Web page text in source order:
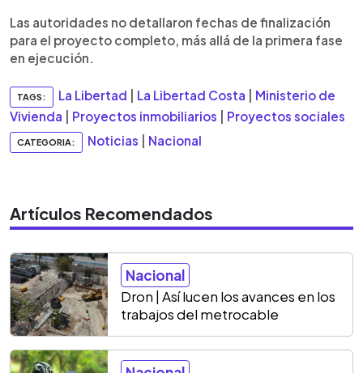
Las autoridades no detallaron fechas de finalización
para el proyecto completo, más allá de la primera fase
en ejecución.
TAGS: La Libertad La Libertad Costa
Ministerio de
Vivienda
Proyectos inmobiliarios Proyectos sociales
CATEGORIA: Noticias Nacional
Artículos Recomendados
Nacional
Dron | Así lucen los avances en los
trabajos del metrocable